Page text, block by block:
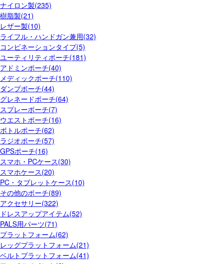
ナイロン製(235)
樹脂製(21)
レザー製(10)
ライフル・ハンドガン兼用(32)
コンビネーションタイプ(5)
ユーティリティポーチ(181)
アドミンポーチ(40)
メディックポーチ(110)
ダンプポーチ(44)
グレネードポーチ(64)
スプレーポーチ(7)
ウエストポーチ(16)
ボトルポーチ(62)
ラジオポーチ(57)
GPSポーチ(16)
スマホ・PCケース(30)
スマホケース(20)
PC・タブレットケース(10)
その他のポーチ(89)
アクセサリー(322)
ドレスアップアイテム(52)
PALS用パーツ(71)
プラットフォーム(62)
レッグプラットフォーム(21)
ベルトプラットフォーム(41)